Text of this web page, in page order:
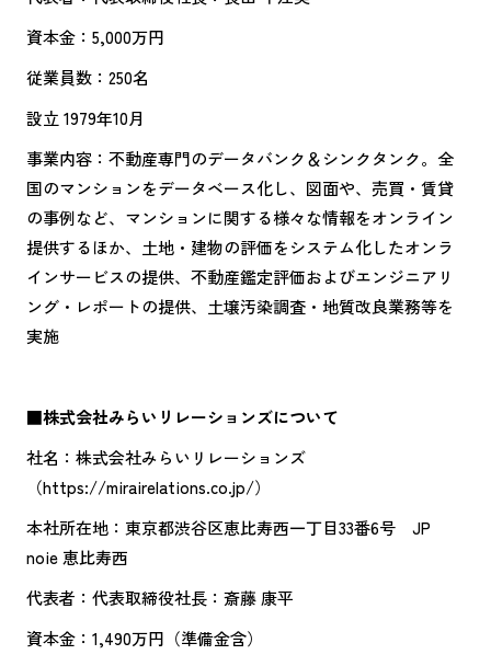
資本金：5,000万円
従業員数：250名
設立 1979年10月
事業内容：不動産専門のデータバンク＆シンクタンク。全
国のマンションをデータベース化し、図面や、売買・賃貸
の事例など、マンションに関する様々な情報をオンライン
提供するほか、土地・建物の評価をシステム化したオンラ
インサービスの提供、不動産鑑定評価およびエンジニアリ
ング・レポートの提供、土壌汚染調査・地質改良業務等を
実施
■株式会社みらいリレーションズについて
社名：株式会社みらいリレーションズ
（https://mirairelations.co.jp/）
本社所在地：東京都渋谷区恵比寿西一丁目33番6号 JP
noie 恵比寿西
代表者：代表取締役社長：斎藤 康平
資本金：1,490万円（準備金含）